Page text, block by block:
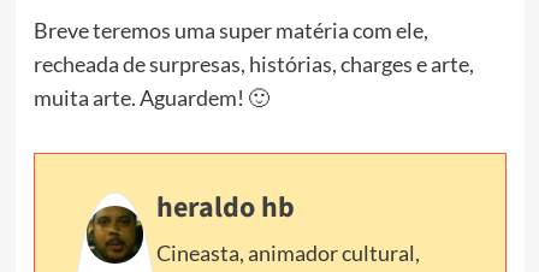
Breve teremos uma super matéria com ele,
recheada de surpresas, histórias, charges e arte,
muita arte. Aguardem! 🙂
heraldo hb
Cineasta, animador cultural,